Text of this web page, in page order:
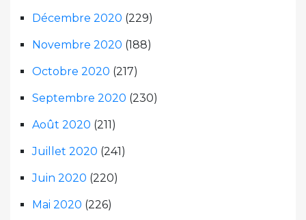
Décembre 2020 (229)
Novembre 2020 (188)
Octobre 2020 (217)
Septembre 2020 (230)
Août 2020 (211)
Juillet 2020 (241)
Juin 2020 (220)
Mai 2020 (226)